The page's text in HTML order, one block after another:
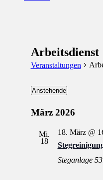
Arbeitsdienst
Veranstaltungen
Anstehende
wählen.
März 2026
Mi.
18
18. März @
Steganlage